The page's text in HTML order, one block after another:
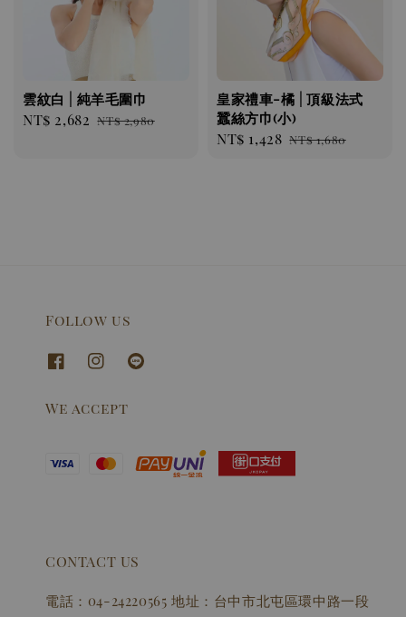
雲紋白 | 純羊毛圍巾
Sale
NT$ 2,682 Regular
NT$ 2,980
皇家禮車-橘 | 頂級法式
蠶絲方巾(小)
Sale
NT$ 1,428 Regular
NT$ 1,680
Follow us
We accept
CONTACT US
電話：04-24220565 地址：台中市北屯區環中路一段